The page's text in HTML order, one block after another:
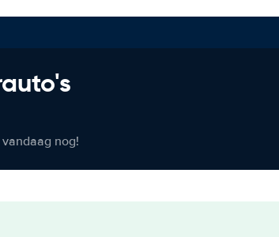
nog!